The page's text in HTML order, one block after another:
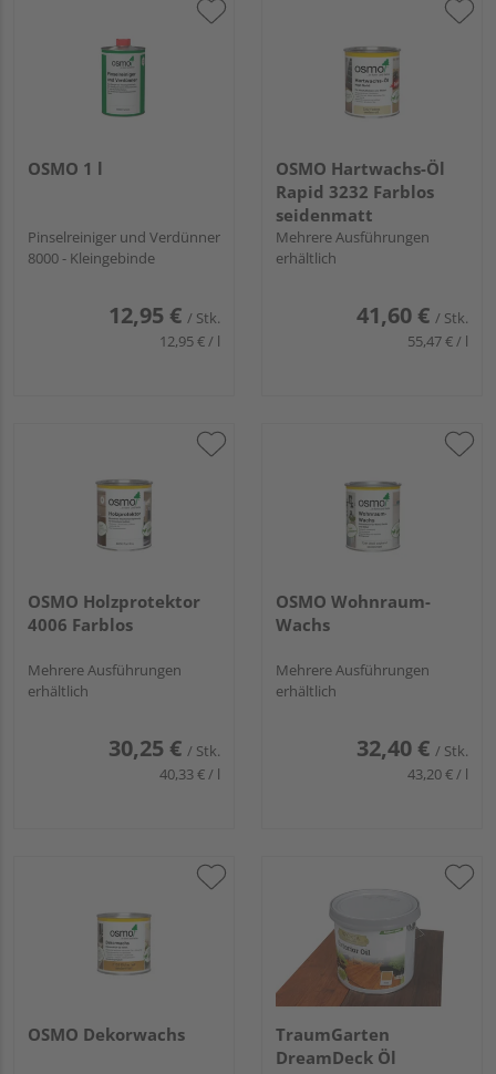
OSMO 1 l
Pinselreiniger und Verdünner
8000 - Kleingebinde
12,95 € / Stk.
12,95 € / l
OSMO Hartwachs-Öl
Rapid 3232 Farblos
seidenmatt
Mehrere Ausführungen
erhältlich
41,60 € / Stk.
55,47 € / l
OSMO Holzprotektor
4006 Farblos
Mehrere Ausführungen
erhältlich
30,25 € / Stk.
40,33 € / l
OSMO Wohnraum-
Wachs
Mehrere Ausführungen
erhältlich
32,40 € / Stk.
43,20 € / l
OSMO Dekorwachs
TraumGarten
DreamDeck Öl